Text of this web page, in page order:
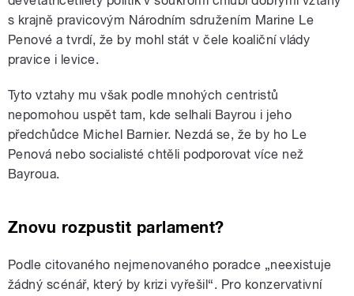
s krajně pravicovým Národním sdružením Marine Le
Penové a tvrdí, že by mohl stát v čele koaliční vlády
pravice i levice.
Tyto vztahy mu však podle mnohých centristů
nepomohou uspět tam, kde selhali Bayrou i jeho
předchůdce Michel Barnier. Nezdá se, že by ho Le
Penová nebo socialisté chtěli podporovat více než
Bayroua.
Znovu rozpustit parlament?
Podle citovaného nejmenovaného poradce „neexistuje
žádný scénář, který by krizi vyřešil“. Pro konzervativní